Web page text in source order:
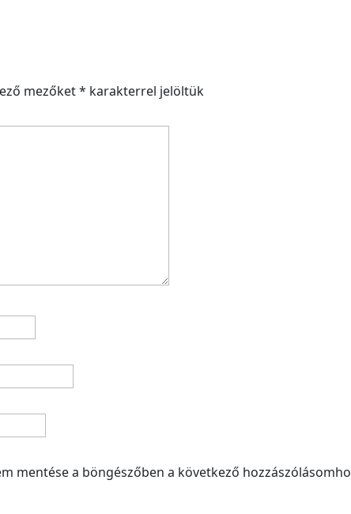
mezőket* karakterrel jelöltük
mentése a böngészőben a következő